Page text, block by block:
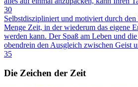
30
Selbstdiszipliniert und motiviert durch den
Menge Zeit, in der wiederum das eigene
werden kann. Der Spaß am Leben und
obendrein den Ausgleich zwischen Geist
35
Die Zeichen der Zeit